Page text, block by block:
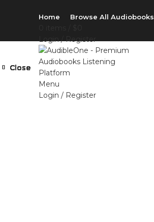
Home Browse All Audiobooks
Login / Register
Menu
Login / Register
Close
Close
Close
Close
Close
Close
Close
Close